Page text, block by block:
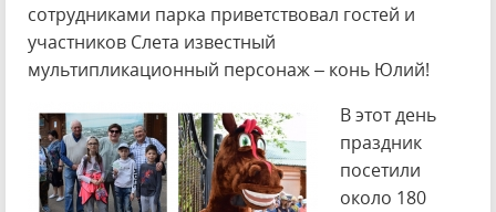
сотрудниками парка приветствовал гостей и
участников Слета известный
мультипликационный персонаж – конь Юлий!
В этот день
праздник
посетили
около 180